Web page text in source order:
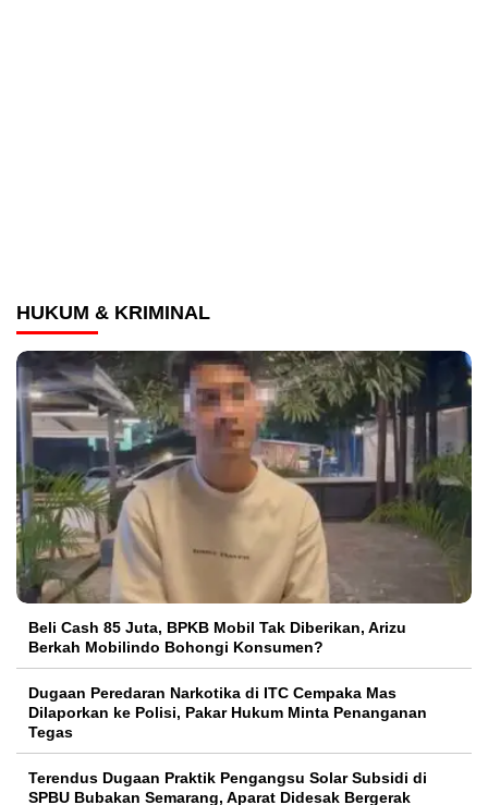
HUKUM & KRIMINAL
‎Beli Cash 85 Juta, BPKB Mobil Tak Diberikan, Arizu
Berkah Mobilindo Bohongi Konsumen?
Dugaan Peredaran Narkotika di ITC Cempaka Mas
Dilaporkan ke Polisi, Pakar Hukum Minta Penanganan
Tegas
Terendus Dugaan Praktik Pengangsu Solar Subsidi di
SPBU Bubakan Semarang, Aparat Didesak Bergerak